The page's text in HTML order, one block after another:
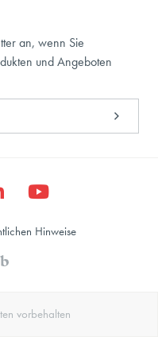
an, wenn Sie
und Angeboten
vorbehalten
Hinweise